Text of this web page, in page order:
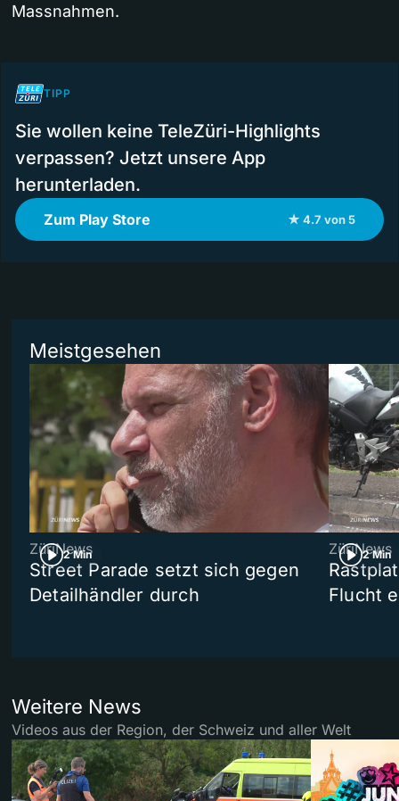
Massnahmen.
TIPP
Sie wollen keine TeleZüri-Highlights
verpassen? Jetzt unsere App
herunterladen.
Zum Play Store ★ 4.7 von 5
Meistgesehen
2 Min
ZüriNews
Street Parade setzt sich gegen
Detailhändler durch
2 Min
ZüriNews
Flucht
Weitere News
Videos aus der Region, der Schweiz und aller Welt